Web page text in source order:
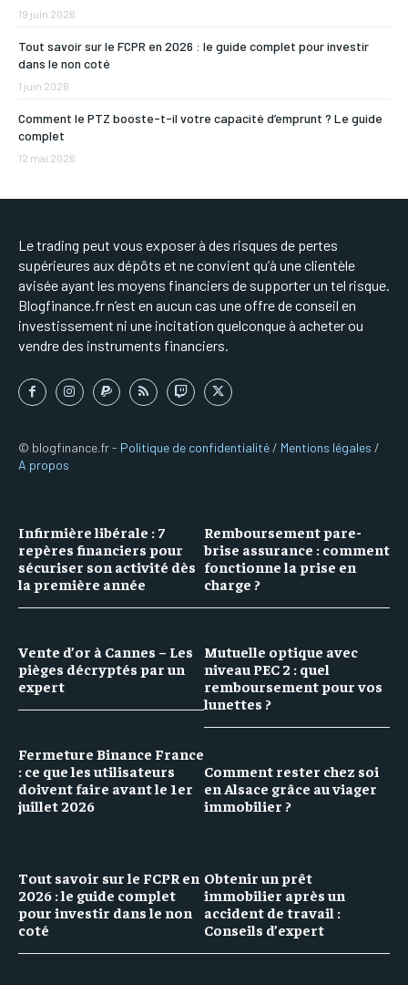
19 juin 2026
Tout savoir sur le FCPR en 2026 : le guide complet pour investir
dans le non coté
1 juin 2026
Comment le PTZ booste-t-il votre capacité d’emprunt ? Le guide
complet
12 mai 2026
Le trading peut vous exposer à des risques de pertes
supérieures aux dépôts et ne convient qu’à une clientèle
avisée ayant les moyens financiers de supporter un tel risque.
Blogfinance.fr n’est en aucun cas une offre de conseil en
investissement ni une incitation quelconque à acheter ou
vendre des instruments financiers.
© blogfinance.fr - Politique de confidentialité / Mentions légales /
A propos
Infirmière libérale : 7
repères financiers pour
sécuriser son activité dès
la première année
Vente d’or à Cannes – Les
pièges décryptés par un
expert
Fermeture Binance France
: ce que les utilisateurs
doivent faire avant le 1er
juillet 2026
Remboursement pare-
brise assurance : comment
fonctionne la prise en
charge ?
Mutuelle optique avec
niveau PEC 2 : quel
remboursement pour vos
lunettes ?
Comment rester chez soi
en Alsace grâce au viager
immobilier ?
Tout savoir sur le FCPR en
2026 : le guide complet
pour investir dans le non
coté
Obtenir un prêt
immobilier après un
accident de travail :
Conseils d’expert